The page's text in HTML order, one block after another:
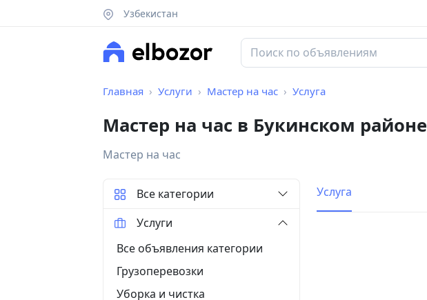
Узбекистан
Главная Услуги Мастер на час Услуга
Мастер на час в Букинском районе
Мастер на час
Услуга
Все категории
Услуги
Все объявления категории
Грузоперевозки
Уборка и чистка